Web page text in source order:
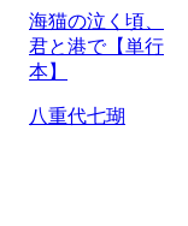
海猫の泣く頃、
君と港で【単行
本】
八重代七瑚